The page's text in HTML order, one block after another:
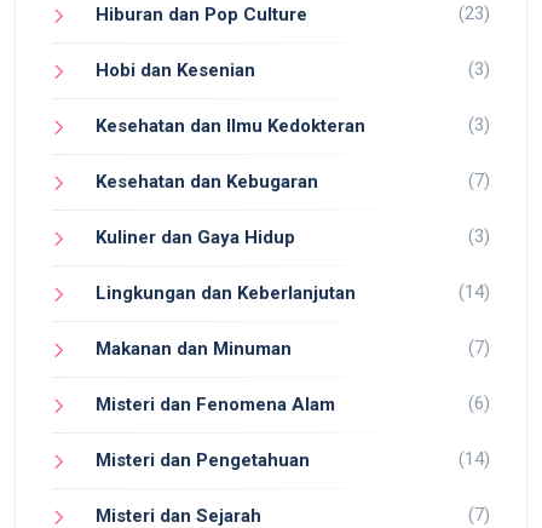
Hiburan dan Pop Culture (23)
Hobi dan Kesenian (3)
Kesehatan dan Ilmu Kedokteran (3)
Kesehatan dan Kebugaran (7)
Kuliner dan Gaya Hidup (3)
Lingkungan dan Keberlanjutan (14)
Makanan dan Minuman (7)
Misteri dan Fenomena Alam (6)
Misteri dan Pengetahuan (14)
Misteri dan Sejarah (7)